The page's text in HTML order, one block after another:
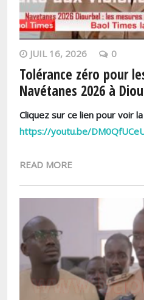
JUIL 16, 2026 0
Tolérance zéro pour
Navétanes 2026 à
Cliquez sur ce lien pour voir
https://youtu.be/
READ MORE